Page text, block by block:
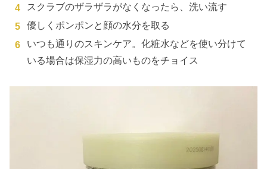
スクラブのザラザラがなくなったら、洗い流す
優しくポンポンと顔の水分を取る
いつも通りのスキンケア。化粧水などを使い分けて
いる場合は保湿力の高いものをチョイス